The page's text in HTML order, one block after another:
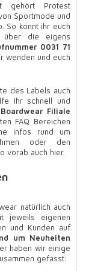
gehört Protest
Sportmode und
So könnt ihr euch
die eigens
0031 71
wenden und euch
des Labels auch
ihr schnell und
Filiale
FAQ Bereichen
infos rund um
oder den
vorab auch hier.
natürlich auch
jeweils eigenen
und Kunden auf
um Neuheiten
haben wir einige
gefasst: